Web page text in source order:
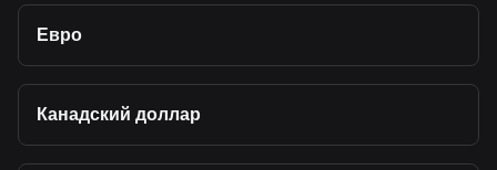
Евро
Канадский доллар